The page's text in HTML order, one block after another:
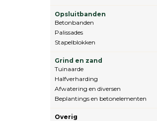
Opsluitbanden
Betonbanden
Palissades
Stapelblokken
Grind en zand
Tuinaarde
Halfverharding
Afwatering en diversen
Beplantings en betonelementen
Overig